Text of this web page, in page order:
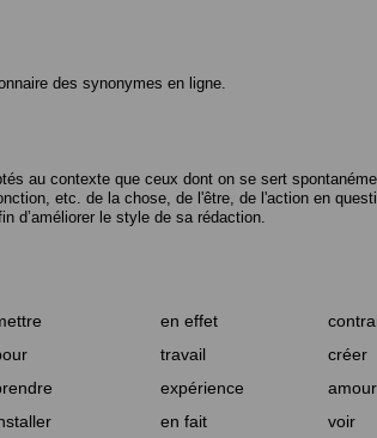
des synonymes en ligne.
au contexte que ceux dont on se sert
etc. de la chose, de l'être, de l'action en
d’améliorer le style de sa rédaction.
en effet
travail
créer
expérience
amour
en fait voir